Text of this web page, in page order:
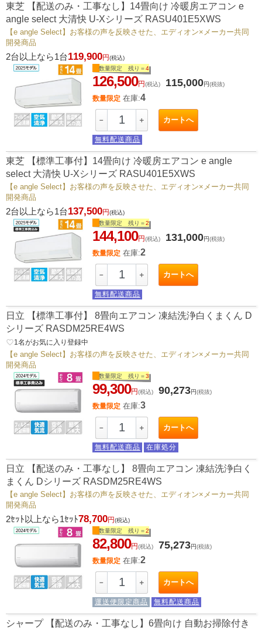
東芝 【配送のみ・工事なし】14畳向け 冷暖房エアコン e
angle select 大清快 U-Xシリーズ RASU401E5XWS
【e angle Select】お客様の声を反映させた、エディオン×メーカー共同
開発商品
2台以上なら1台119,900円(税込)
数量限定 残り＝4
126,500円(税込) 115,000円(税抜)
数量限定 在庫:4
－ ＋ カートへ
無料配送商品
東芝 【標準工事付】14畳向け 冷暖房エアコン e angle
select 大清快 U-Xシリーズ RASU401E5XWS
【e angle Select】お客様の声を反映させた、エディオン×メーカー共同
開発商品
2台以上なら1台137,500円(税込)
数量限定 残り＝2
144,100円(税込) 131,000円(税抜)
数量限定 在庫:2
－ ＋ カートへ
無料配送商品
日立 【標準工事付】 8畳向エアコン 凍結洗浄白くまくん D
シリーズ RASDM25RE4WS
favorite_border1 名がお気に入り登録中
【e angle Select】お客様の声を反映させた、エディオン×メーカー共同
開発商品
数量限定 残り＝3
99,300円(税込) 90,273円(税抜)
数量限定 在庫:3
－ ＋ カートへ
無料配送商品 在庫処分
日立 【配送のみ・工事なし】 8畳向エアコン 凍結洗浄白く
まくん Dシリーズ RASDM25RE4WS
【e angle Select】お客様の声を反映させた、エディオン×メーカー共同
開発商品
2ｾｯﾄ以上なら1ｾｯﾄ78,700円(税込)
数量限定 残り＝2
82,800円(税込) 75,273円(税抜)
数量限定 在庫:2
－ ＋ カートへ
運送便限定商品 無料配送商品
シャープ 【配送のみ・工事なし】6畳向け 自動お掃除付き